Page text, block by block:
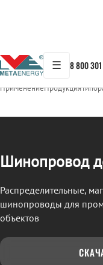
☰ 8 800
← Продукция/
ПрименениеПродукция
Шинопровод
Распределительные,
шинопроводы для
объектов